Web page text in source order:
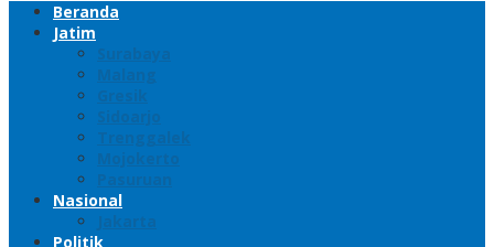
Beranda
Jatim
Surabaya
Malang
Gresik
Sidoarjo
Trenggalek
Mojokerto
Pasuruan
Nasional
Jakarta
Politik